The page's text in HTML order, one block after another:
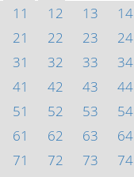
11
12 13 14
21
22 23 24
31
32 33 34
41
42 43 44
51
52 53 54
61
62 63 64
71
72 73 74